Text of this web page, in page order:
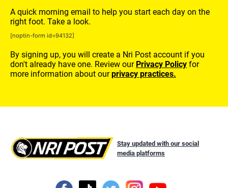
A quick morning email to help you start each day on the
right foot. Take a look.
[noptin-form id=94132]
By signing up, you will create a Nri Post account if you
don't already have one. Review our Privacy Policy for
more information about ourprivacy practices.
Stay updated with our social
media platforms